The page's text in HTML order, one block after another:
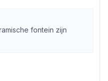
fontein zijn